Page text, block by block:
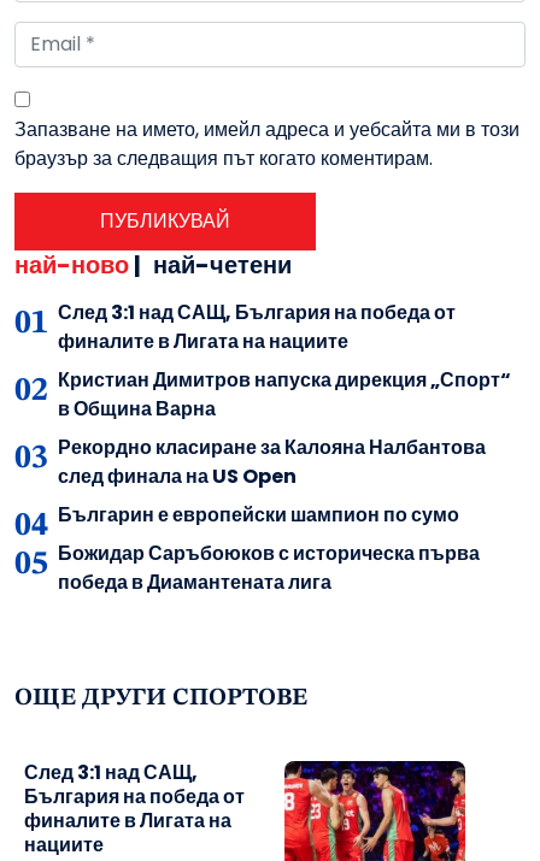
Запазване на името, имейл адреса и уебсайта ми в този
браузър за следващия път когато коментирам.
най-ново| най-четени
След 3:1 над САЩ, България на победа от
финалите в Лигата на нациите
Кристиан Димитров напуска дирекция „Спорт“
в Община Варна
Рекордно класиране за Калояна Налбантова
след финала на US Open
Българин е европейски шампион по сумо
Божидар Саръбоюков с историческа първа
победа в Диамантената лига
ОЩЕ ДРУГИ СПОРТОВЕ
След 3:1 над САЩ,
България на победа от
финалите в Лигата на
нациите